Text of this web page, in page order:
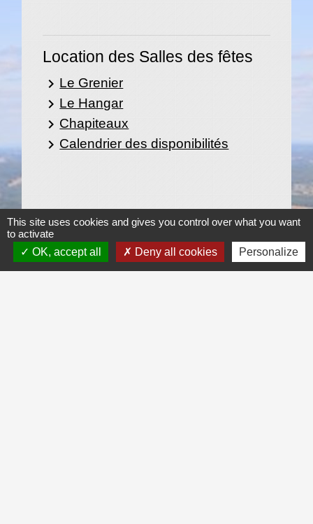
Location des Salles des fêtes
keyboard_arrow_rightLe Grenier
keyboard_arrow_rightLe Hangar
keyboard_arrow_rightChapiteaux
keyboard_arrow_rightCalendrier des disponibilités
Contacts
This site uses cookies and gives you control over what you want
to activate
OK, accept all
Deny all cookies Personalize